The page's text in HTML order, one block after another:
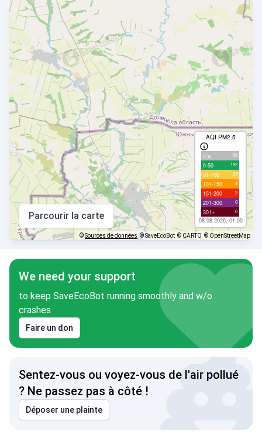
AQI PM2.5
с/д 89
0-50 192
51-100 63
101-150 4
151-200 2
201-300 0
301+ 0
08.08.2026, 01:00
Parcourir la carte
©Sources de données © SaveEcoBot © CARTO © OpenStreetMap
We need your support
to keep SaveEcoBot running smoothly and w/o
crashes
Faire un don
Sentez-vous ou voyez-vous de l'air pollué
? Ne passez pas à côté !
Déposer une plainte